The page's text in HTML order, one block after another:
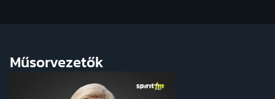
Műsorvezetők